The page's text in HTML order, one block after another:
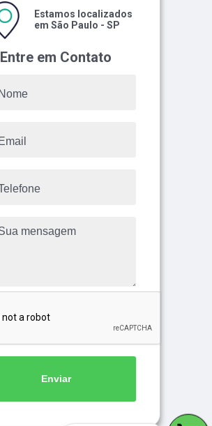
Entre em Contato
Estamos localizados
em São Paulo - SP
Enviar